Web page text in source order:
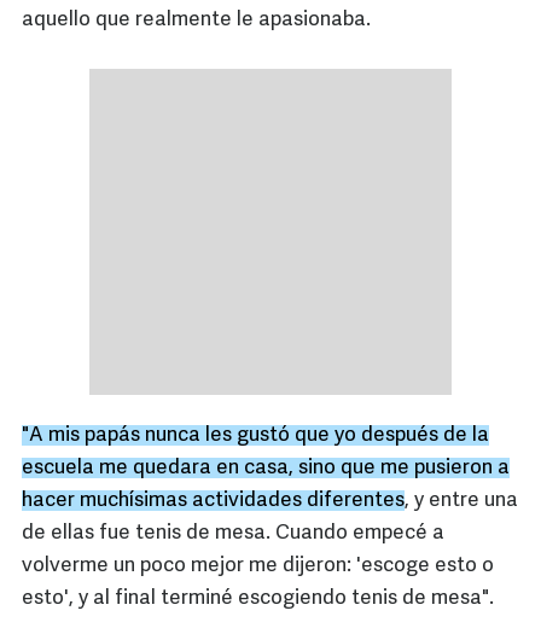
aquello que realmente le apasionaba.
"A mis papás nunca les gustó que yo después de la
escuela me quedara en casa, sino que me pusieron a
hacer muchísimas actividades diferentes, y entre una
de ellas fue tenis de mesa. Cuando empecé a
volverme un poco mejor me dijeron: 'escoge esto o
esto', y al final terminé escogiendo tenis de mesa".